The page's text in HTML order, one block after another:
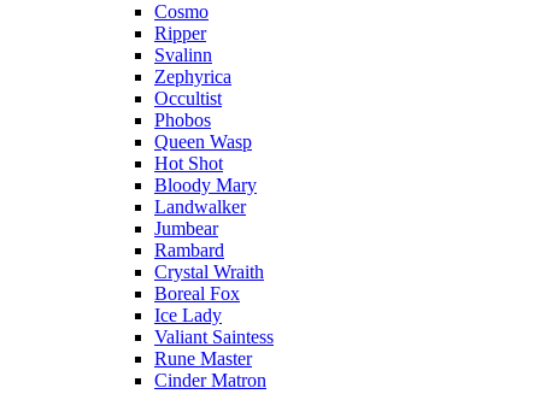
Cosmo
Ripper
Svalinn
Zephyrica
Occultist
Phobos
Queen Wasp
Hot Shot
Bloody Mary
Landwalker
Jumbear
Rambard
Crystal Wraith
Boreal Fox
Ice Lady
Valiant Saintess
Rune Master
Cinder Matron